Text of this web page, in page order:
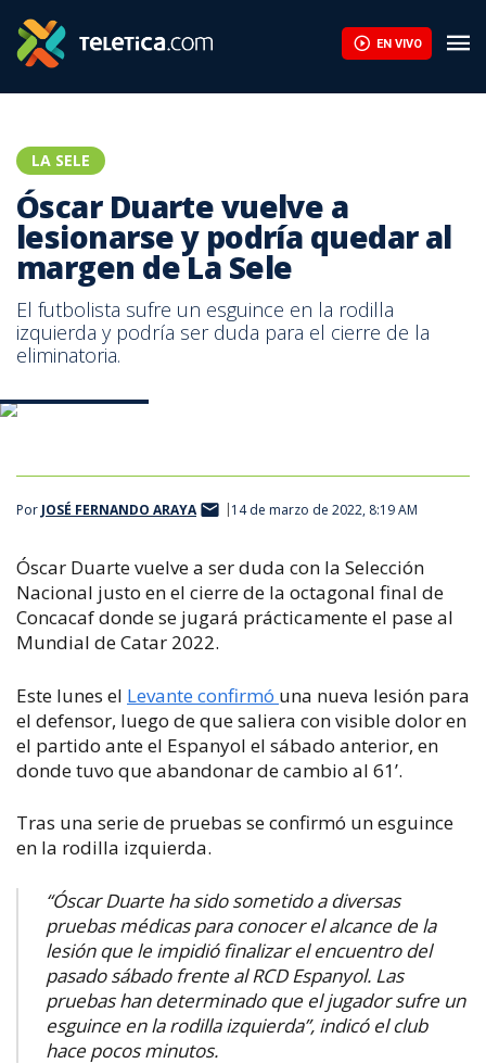
EN VIVO
LA SELE
Óscar Duarte vuelve a
lesionarse y podría quedar al
margen de La Sele
El futbolista sufre un esguince en la rodilla
izquierda y podría ser duda para el cierre de la
eliminatoria.
Por JOSÉ FERNANDO ARAYA 14 de marzo de 2022, 8:19 AM
Óscar Duarte vuelve a ser duda con la Selección
Nacional justo en el cierre de la octagonal final de
Concacaf donde se jugará prácticamente el pase al
Mundial de Catar 2022.
Este lunes el Levante confirmó una nueva lesión para
el defensor, luego de que saliera con visible dolor en
el partido ante el Espanyol el sábado anterior, en
donde tuvo que abandonar de cambio al 61’.
Tras una serie de pruebas se confirmó un esguince
en la rodilla izquierda.
“Óscar Duarte ha sido sometido a diversas
pruebas médicas para conocer el alcance de la
lesión que le impidió finalizar el encuentro del
pasado sábado frente al RCD Espanyol. Las
pruebas han determinado que el jugador sufre un
esguince en la rodilla izquierda”, indicó el club
hace pocos minutos.